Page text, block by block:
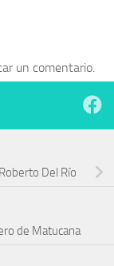
un comentario.
Del Río
de Matucana